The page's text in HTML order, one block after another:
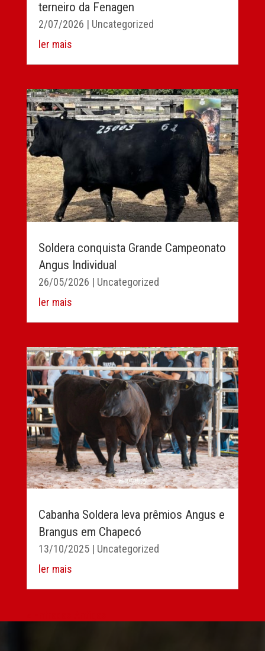
terneiro da Fenagen
2/07/2026 | Uncategorized
ler mais
Soldera conquista Grande Campeonato
Angus Individual
26/05/2026 | Uncategorized
ler mais
Cabanha Soldera leva prêmios Angus e
Brangus em Chapecó
13/10/2025| Uncategorized
ler mais